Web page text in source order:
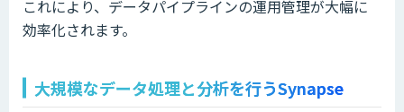
これにより、データパイプラインの運用管理が大幅に
効率化されます。
大規模なデータ処理と分析を行うSynapse